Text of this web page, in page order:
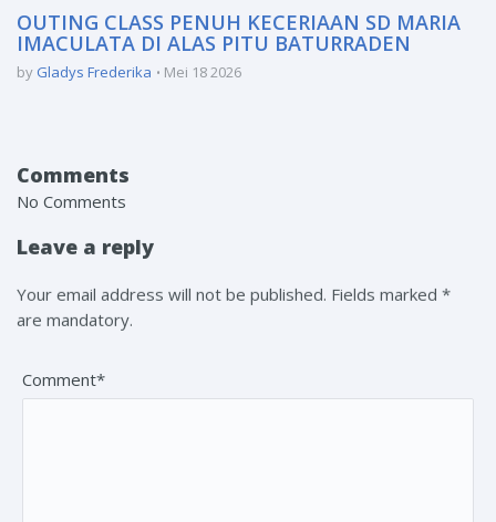
OUTING CLASS PENUH KECERIAAN SD MARIA
IMACULATA DI ALAS PITU BATURRADEN
by Gladys Frederika Mei 18 2026
Comments
No Comments
Leave a reply
Your email address will not be published. Fields marked *
are mandatory.
Comment*